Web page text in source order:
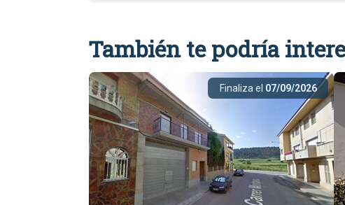
También te podría
Finaliza el 07/09/2026